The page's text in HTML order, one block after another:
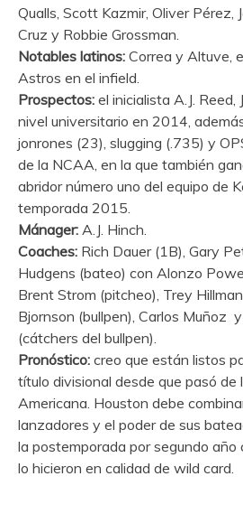
Qualls, Scott Kazmir, Oliver Pérez,
Cruz y Robbie Grossman.
Notables latinos: Correa y Altuve,
Astros en el infield.
Prospectos: el inicialista A.J. Reed,
nivel universitario en 2014,
jonrones (23), slugging (.735) y
de la NCAA, en la que también
abridor número uno del equipo de
temporada 2015.
Mánager: A.J. Hinch.
Coaches: Rich Dauer (1B), Gary
Hudgens (bateo) con Alonzo
Brent Strom (pitcheo), Trey
Bjornson (bullpen), Carlos Muñoz
(cátchers del bullpen).
Pronóstico: creo que están listos
título divisional desde que pasó de
Americana. Houston debe
lanzadores y el poder de sus
la postemporada por segundo
lo hicieron en calidad de wild card.